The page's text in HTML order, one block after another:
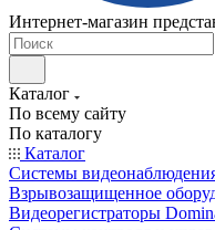
Интернет-магазин
Каталог
По всему сайту
По каталогу
Каталог
Системы
Взрывозащищенное
Видеорегистраторы